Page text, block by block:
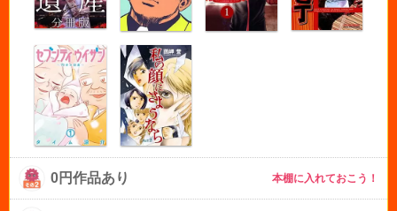
0円作品あり 本棚に入れておこう！